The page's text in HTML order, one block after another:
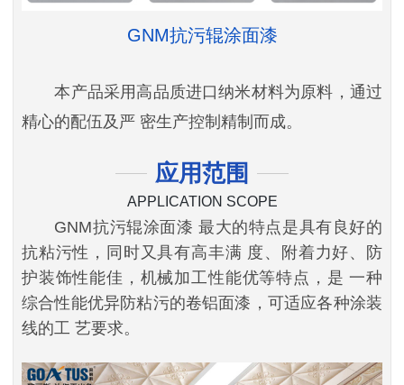
GNM抗污辊涂面漆
本产品采用高品质进口纳米材料为原料，通过
精心的配伍及严 密生产控制精制而成。
应用范围
APPLICATION SCOPE
GNM抗污辊涂面漆 最大的特点是具有良好的
抗粘污性，同时又具有高丰满 度、附着力好、防
护装饰性能佳，机械加工性能优等特点，是 一种
综合性能优异防粘污的卷铝面漆，可适应各种涂装
线的工 艺要求。